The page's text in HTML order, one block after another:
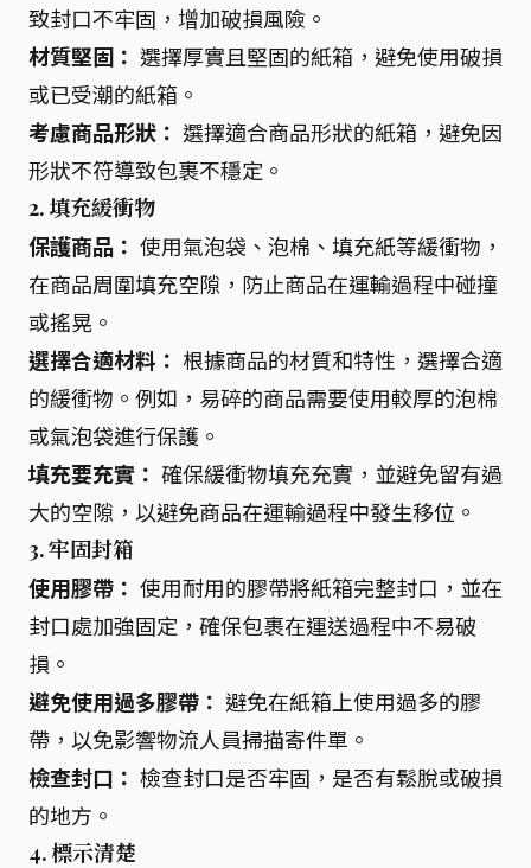
致封口不牢固，增加破損風險。
材質堅固： 選擇厚實且堅固的紙箱，避免使用破損
或已受潮的紙箱。
考慮商品形狀： 選擇適合商品形狀的紙箱，避免因
形狀不符導致包裹不穩定。
2. 填充緩衝物
保護商品： 使用氣泡袋、泡棉、填充紙等緩衝物，
在商品周圍填充空隙，防止商品在運輸過程中碰撞
或搖晃。
選擇合適材料： 根據商品的材質和特性，選擇合適
的緩衝物。例如，易碎的商品需要使用較厚的泡棉
或氣泡袋進行保護。
填充要充實： 確保緩衝物填充充實，並避免留有過
大的空隙，以避免商品在運輸過程中發生移位。
3. 牢固封箱
使用膠帶： 使用耐用的膠帶將紙箱完整封口，並在
封口處加強固定，確保包裹在運送過程中不易破
損。
避免使用過多膠帶： 避免在紙箱上使用過多的膠
帶，以免影響物流人員掃描寄件單。
檢查封口： 檢查封口是否牢固，是否有鬆脫或破損
的地方。
4. 標示清楚